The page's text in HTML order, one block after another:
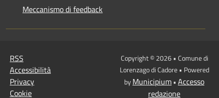
Meccanismo di feedback
RSS
Accessibilità
Privacy
Cookie
Copyright © 2026 • Comune di
Lorenzago di Cadore • Powered
byMunicipium• Accesso
redazione